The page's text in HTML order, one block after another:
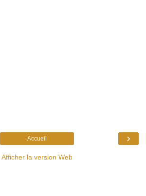
›
Accueil
Afficher la version Web